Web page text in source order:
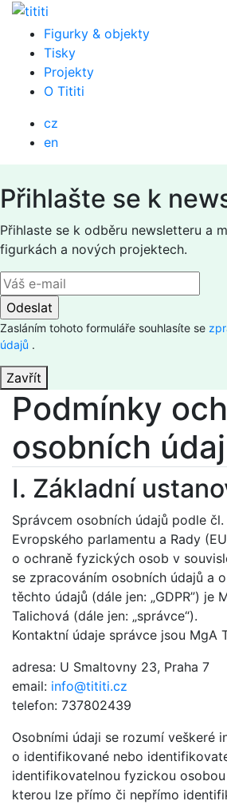
Přejít
Figurky & objekty
Tisky
Projekty
O Tititi
cz
en
Přihlašte se k
Přihlaste se k odběru newsletteru a
figurkách a nových projektech.
Zasláním tohoto formuláře souhlasíte se
údajů .
Zavřít
Podmínky
osobních
I. Základní
Správcem osobních údajů podle
Evropského parlamentu a Rady
o ochraně fyzických osob v
se zpracováním osobních údajů a
těchto údajů (dále jen: „GDPR”) je
Talichová (dále jen: „správce“).
Kontaktní údaje správce jsou MgA
adresa: U Smaltovny 23, Praha 7
email: info@tititi.cz
telefon: 737802439
Osobními údaji se rozumí veškeré
o identifikované nebo
identifikovatelnou fyzickou
kterou lze přímo či nepřímo